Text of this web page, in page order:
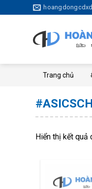
to
Trang chủ
Hiển thị kết quả